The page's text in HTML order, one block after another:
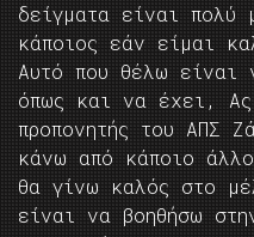
δείγματα είναι πολύ
κάποιος εάν είμαι
Αυτό που θέλω είναι
όπως και να έχει,
προπονητής του ΑΠΣ
κάνω από κάποιο
θα γίνω καλός στο
είναι να βοηθήσω